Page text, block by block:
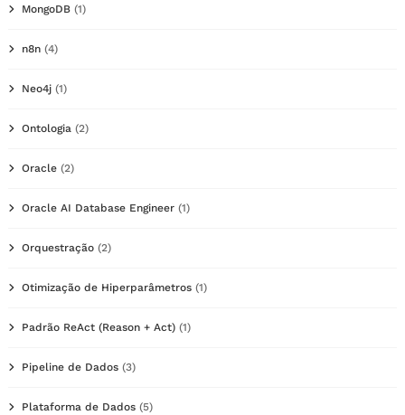
MongoDB (1)
n8n (4)
Neo4j (1)
Ontologia (2)
Oracle (2)
Oracle AI Database Engineer (1)
Orquestração (2)
Otimização de Hiperparâmetros (1)
Padrão ReAct (Reason + Act) (1)
Pipeline de Dados (3)
Plataforma de Dados (5)